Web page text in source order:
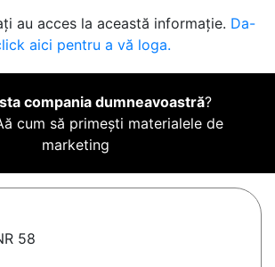
au acces la această informație. Da-
aici pentru a vă loga.
compania dumneavoastră?
cum să primești materialele de
marketing
58